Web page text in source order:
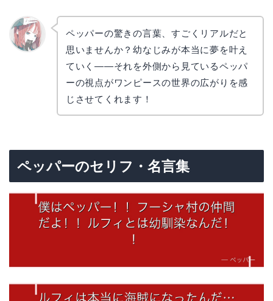
ペッパーの驚きの言葉、すごくリアルだと
思いませんか？幼なじみが本当に夢を叶え
ていく——それを外側から見ているペッパ
ーの視点がワンピースの世界の広がりを感
じさせてくれます！
ペッパーのセリフ・名言集